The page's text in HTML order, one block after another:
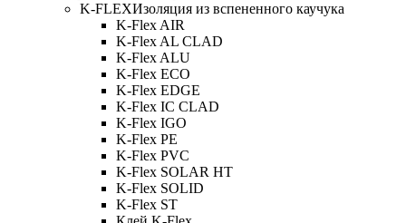
K-FLEXИзоляция из вспененного каучука
K-Flex AIR
K-Flex AL CLAD
K-Flex ALU
K-Flex ECO
K-Flex EDGE
K-Flex IC CLAD
K-Flex IGO
K-Flex PE
K-Flex PVC
K-Flex SOLAR HT
K-Flex SOLID
K-Flex ST